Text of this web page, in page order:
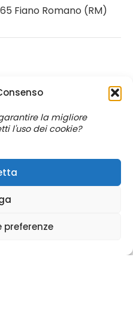
la migliore
l'uso dei cookie?
preferenze
Fiano Romano (RM)